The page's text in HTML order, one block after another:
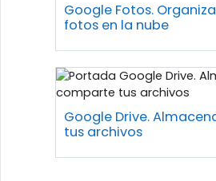
Google Fotos.
fotos en la nube
Google Drive.
tus archivos